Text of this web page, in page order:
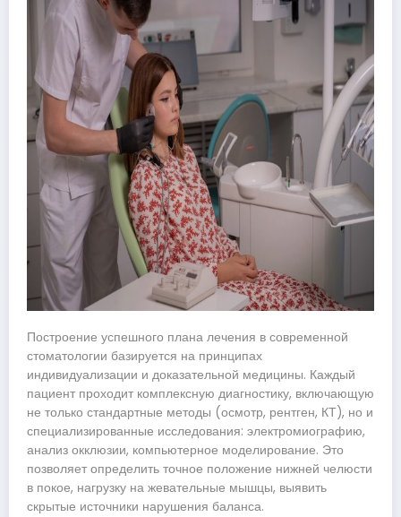
Построение успешного плана лечения в современной
стоматологии базируется на принципах
индивидуализации и доказательной медицины. Каждый
пациент проходит комплексную диагностику, включающую
не только стандартные методы (осмотр, рентген, КТ), но и
специализированные исследования: электромиографию,
анализ окклюзии, компьютерное моделирование. Это
позволяет определить точное положение нижней челюсти
в покое, нагрузку на жевательные мышцы, выявить
скрытые источники нарушения баланса.